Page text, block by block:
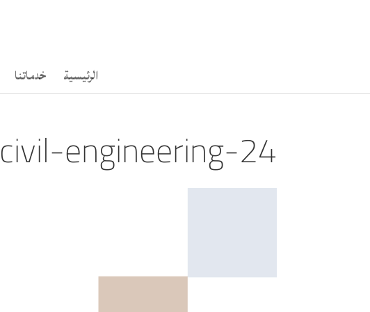
الرئيسية خدماتنا
civil-engineering-24